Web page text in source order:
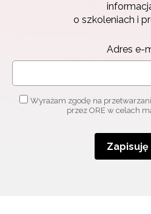
o szkoleniach i
Adres e-
Wyrażam zgodę na
przez ORE w celach
Zapisuję